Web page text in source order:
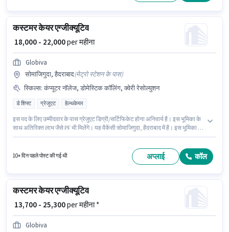
कस्टमर केयर एग्जीक्यूटिव
₹ 18,000 - 22,000per महीना
Globiva
सोमाजिगुदा, हैदराबाद(मेट्रो स्टेशन के पास)
स्किल्स: कंप्यूटर नॉलेज, डोमेस्टिक कॉलिंग, क्वेरी रेसोल्युशन
डे शिफ्ट ग्रेजुएट हेल्थकेयर
इस पद के लिए उम्मीदवार के पास ग्रेजुएट डिग्री/सर्टिफिकेट होना अनिवार्य है। इस भूमिका के
साथ अतिरिक्त लाभ जैसे PF भी मिलेंगे। यह वैकेंसी सोमाजिगुदा, हैदराबाद में है। इस भूमिका में
कॉलिंग, क्वेरी रेसोल्युशन होना अनिवार्य है।
10+ दिन पहले पोस्ट की गई थी अप्लाई कॉल
कस्टमर केयर एग्जीक्यूटिव
₹ 13,700 - 25,300per महीना *
Globiva